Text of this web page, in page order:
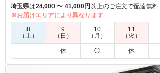
全て手作りで1つ1つ丁寧に作られています。
5.0
ちょっとガッツリ食べたい時におすすめな
冷めたままいただいたのですがそれでも十
です！ 副菜で野菜もしっかりとれるので
埼玉県は24,000 〜 41,000円以上のご注文で配達無料
※お届けエリアにより異なります
8
（土）
9
（日）
10
（月）
11
（火）
－ 休 ◯ 休